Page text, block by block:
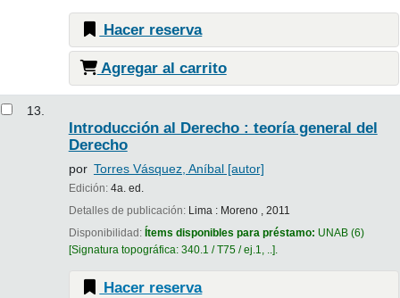
Hacer reserva
Agregar al carrito
13.
Introducción al Derecho : teoría general del
Derecho
por Torres Vásquez, Aníbal[autor]
Edición: 4a. ed.
Detalles de publicación: Lima : Moreno , 2011
Disponibilidad: Ítems disponibles para préstamo: UNAB(6)
Signatura topográfica: 340.1 / T75 / ej.1, .. .
Hacer reserva